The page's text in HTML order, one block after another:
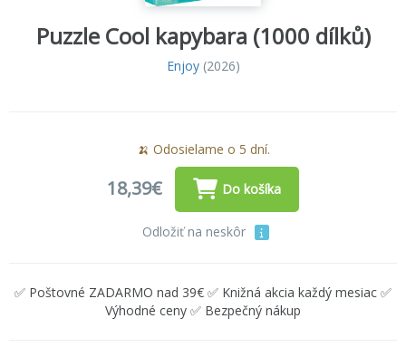
Puzzle Cool kapybara (1000 dílků)
Enjoy(2026)
🍌 Odosielame o 5 dní.
18,39€ Do košíka
Odložiť na neskôr
✅ Poštovné ZADARMO nad 39€ ✅ Knižná akcia každý mesiac ✅
Výhodné ceny ✅ Bezpečný nákup